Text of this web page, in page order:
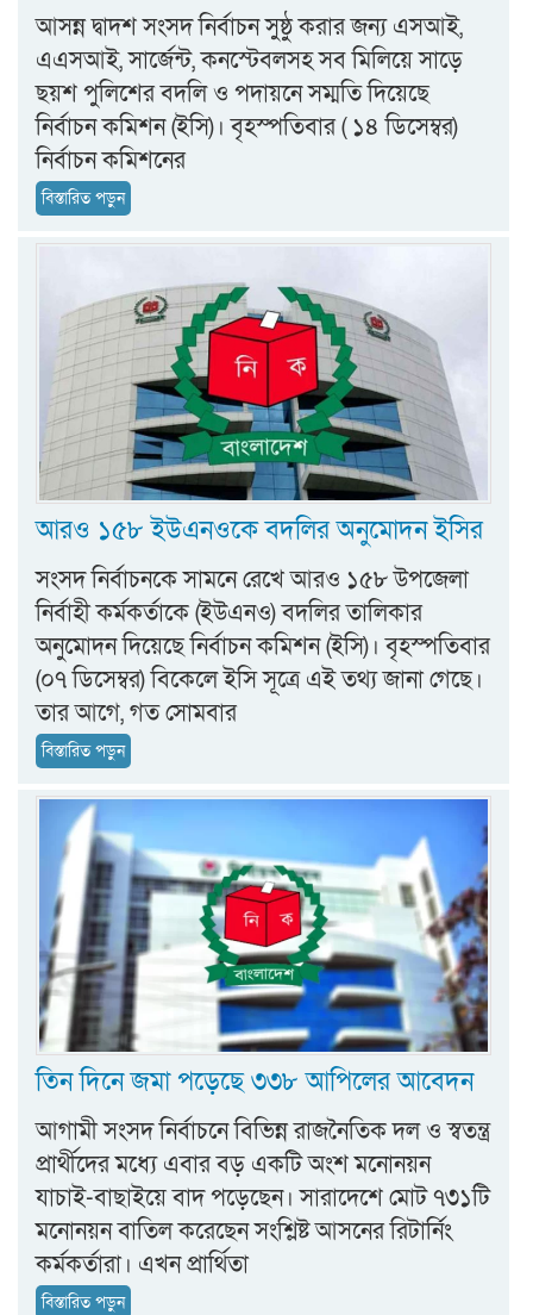
আসন্ন দ্বাদশ সংসদ নির্বাচন সুষ্ঠু করার জন্য এসআই,
এএসআই, সার্জেন্ট, কনস্টেবলসহ সব মিলিয়ে সাড়ে
ছয়শ পুলিশের বদলি ও পদায়নে সম্মতি দিয়েছে
নির্বাচন কমিশন (ইসি)। বৃহস্পতিবার ( ১৪ ডিসেম্বর)
নির্বাচন কমিশনের
বিস্তারিত পড়ুন
আরও ১৫৮ ইউএনওকে বদলির অনুমোদন ইসির
সংসদ নির্বাচনকে সামনে রেখে আরও ১৫৮ উপজেলা
নির্বাহী কর্মকর্তাকে (ইউএনও) বদলির তালিকার
অনুমোদন দিয়েছে নির্বাচন কমিশন (ইসি)। বৃহস্পতিবার
(০৭ ডিসেম্বর) বিকেলে ইসি সূত্রে এই তথ্য জানা গেছে।
তার আগে, গত সোমবার
বিস্তারিত পড়ুন
তিন দিনে জমা পড়েছে ৩৩৮ আপিলের আবেদন
আগামী সংসদ নির্বাচনে বিভিন্ন রাজনৈতিক দল ও স্বতন্ত্র
প্রার্থীদের মধ্যে এবার বড় একটি অংশ মনোনয়ন
যাচাই-বাছাইয়ে বাদ পড়েছেন। সারাদেশে মোট ৭৩১টি
মনোনয়ন বাতিল করেছেন সংশ্লিষ্ট আসনের রিটার্নিং
কর্মকর্তারা। এখন প্রার্থিতা
বিস্তারিত পড়ুন